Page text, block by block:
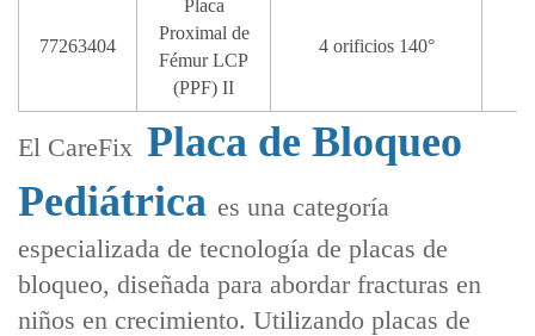
77263404
Placa
Proximal de
Fémur LCP
(PPF) II
4 orificios 140°
El CareFix ‌ Placa de Bloqueo
Pediátrica es una categoría
especializada de tecnología de placas de
bloqueo, diseñada para abordar fracturas en
niños en crecimiento. Utilizando ‌placas de